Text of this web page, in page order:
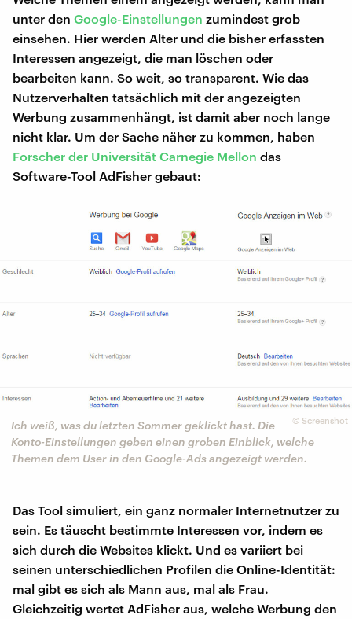
unter den Google-Einstellungen zumindest grob
einsehen. Hier werden Alter und die bisher erfassten
Interessen angezeigt, die man löschen oder
bearbeiten kann. So weit, so transparent. Wie das
Nutzerverhalten tatsächlich mit der angezeigten
Werbung zusammenhängt, ist damit aber noch lange
nicht klar. Um der Sache näher zu kommen, haben
Forscher der Universität Carnegie Mellon das
Software-Tool AdFisher gebaut:
© Screenshot
Ich weiß, was du letzten Sommer geklickt hast. Die
Konto-Einstellungen geben einen groben Einblick, welche
Themen dem User in den Google-Ads angezeigt werden.
Das Tool simuliert, ein ganz normaler Internetnutzer zu
sein. Es täuscht bestimmte Interessen vor, indem es
sich durch die Websites klickt. Und es variiert bei
seinen unterschiedlichen Profilen die Online-Identität:
mal gibt es sich als Mann aus, mal als Frau.
Gleichzeitig wertet AdFisher aus, welche Werbung den